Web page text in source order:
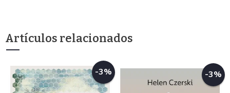
Artículos relacionados
-3% -3%